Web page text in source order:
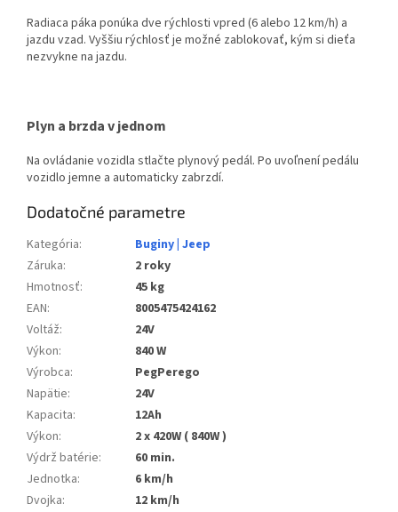
Radiaca páka ponúka dve rýchlosti vpred (6 alebo 12 km/h) a
jazdu vzad. Vyššiu rýchlosť je možné zablokovať, kým si dieťa
nezvykne na jazdu.
Plyn a brzda v jednom
Na ovládanie vozidla stlačte plynový pedál. Po uvoľnení pedálu
vozidlo jemne a automaticky zabrzdí.
Dodatočné parametre
Kategória:
Buginy | Jeep
Záruka:
2 roky
Hmotnosť:
45 kg
EAN:
8005475424162
Voltáž:
24V
Výkon:
840 W
Výrobca:
PegPerego
Napätie:
24V
Kapacita:
12Ah
Výkon:
2 x 420W ( 840W )
Výdrž batérie:
60 min.
Jednotka:
6 km/h
Dvojka:
12 km/h